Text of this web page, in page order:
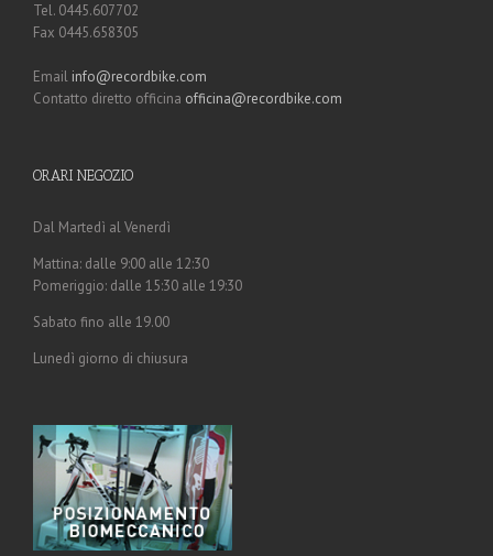
Tel. 0445.607702
Fax 0445.658305
Email info@recordbike.com
Contatto diretto officina officina@recordbike.com
ORARI NEGOZIO
Dal Martedì al Venerdì
Mattina: dalle 9:00 alle 12:30
Pomeriggio: dalle 15:30 alle 19:30
Sabato fino alle 19.00
Lunedì giorno di chiusura